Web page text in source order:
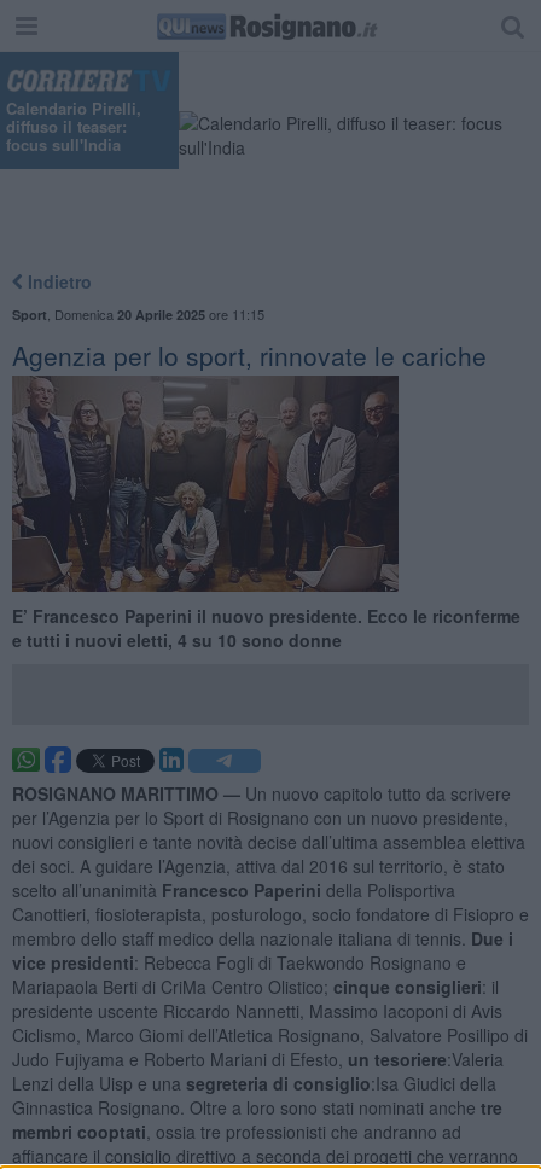
Calendario Pirelli,
diffuso il teaser:
focus sull'India
Indietro
Sport Domenica 20 Aprile 2025ore 11:15
Agenzia per lo sport, rinnovate le cariche
E’ Francesco Paperini il nuovo presidente. Ecco le riconferme
e tutti i nuovi eletti, 4 su 10 sono donne
ROSIGNANO MARITTIMO — Un nuovo capitolo tutto da scrivere
per l’Agenzia per lo Sport di Rosignano con un nuovo presidente,
nuovi consiglieri e tante novità decise dall’ultima assemblea elettiva
dei soci. A guidare l’Agenzia, attiva dal 2016 sul territorio, è stato
scelto all’unanimità Francesco Paperini della Polisportiva
Canottieri, fiosioterapista, posturologo, socio fondatore di Fisiopro e
membro dello staff medico della nazionale italiana di tennis. Due i
vice presidenti: Rebecca Fogli di Taekwondo Rosignano e
Mariapaola Berti di CriMa Centro Olistico; cinque consiglieri: il
presidente uscente Riccardo Nannetti, Massimo Iacoponi di Avis
Ciclismo, Marco Giomi dell’Atletica Rosignano, Salvatore Posillipo di
Judo Fujiyama e Roberto Mariani di Efesto, un tesoriere:Valeria
Lenzi della Uisp e una segreteria di consiglio:Isa Giudici della
Ginnastica Rosignano. Oltre a loro sono stati nominati anche tre
membri cooptati , ossia tre professionisti che andranno ad
affiancare il consiglio direttivo a seconda dei progetti che verranno